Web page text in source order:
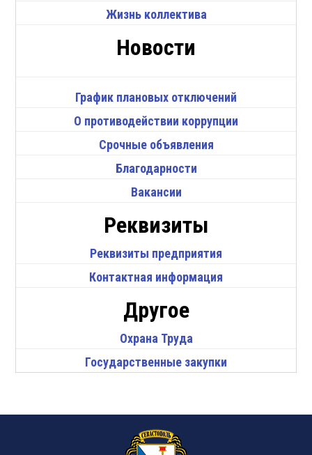
Жизнь коллектива
Новости
График плановых отключений
О противодействии коррупции
Срочные объявления
Благодарности
Вакансии
Реквизиты
Реквизиты предприятия
Контактная информация
Другое
Охрана Труда
Государственные закупки